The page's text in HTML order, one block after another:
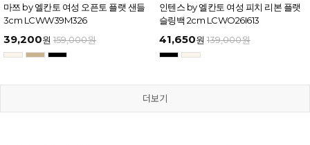
마쯔 by 엘칸토 여성 오픈토 플랫 샌들
3cm LCWW39M326
39,200원 159,000원
인텐스 by 엘칸토 여성 피치 리본 플랫
슬링백 2cm LCWO26I613
41,650원 139,000원
더보기